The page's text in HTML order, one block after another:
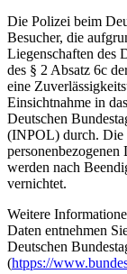
Die Polizei beim
Besucher, die
Liegenschaften des
des § 2 Absatz 6c
eine
Einsichtnahme in
Deutschen
(INPOL) durch. Die
werden nach
vernichtet.
Weitere
Daten entnehmen
Deutschen
(htpps://